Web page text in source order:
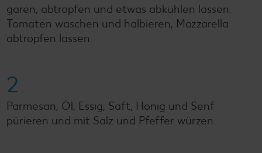
garen, abtropfen und etwas abkühlen lassen.
Tomaten waschen und halbieren, Mozzarella
abtropfen lassen.
2
Parmesan, Öl, Essig, Saft, Honig und Senf
pürieren und mit Salz und Pfeffer würzen.